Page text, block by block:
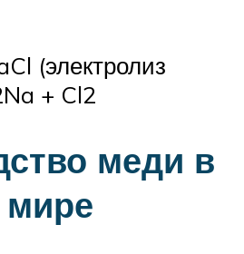
(электролиз
+ Cl2
меди в
мире